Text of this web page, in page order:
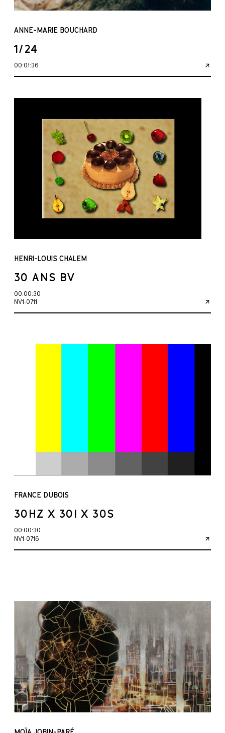
ANNE-MARIE BOUCHARD
1/24
00:01:36
HENRI-LOUIS CHALEM
30 ANS BV
00:00:30
NV1-0711
FRANCE DUBOIS
30HZ X 30I X 30S
00:00:30
NV1-0716